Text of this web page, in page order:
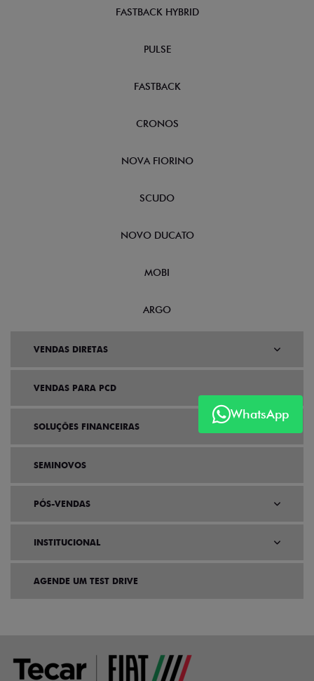
WhatsApp
FASTBACK HYBRID
PULSE
FASTBACK
CRONOS
NOVA FIORINO
SCUDO
NOVO DUCATO
MOBI
ARGO
VENDAS DIRETAS
VENDAS PARA PCD
SOLUÇÕES FINANCEIRAS
SEMINOVOS
PÓS-VENDAS
INSTITUCIONAL
AGENDE UM TEST DRIVE